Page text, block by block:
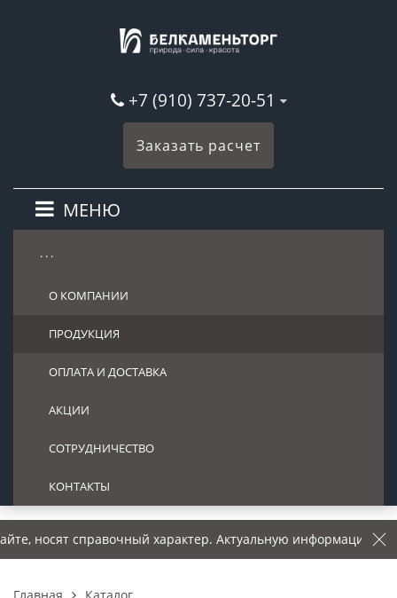
+7 (910) 737-20-51
Заказать расчет
МЕНЮ
. . .
О КОМПАНИИ
ПРОДУКЦИЯ
ОПЛАТА И ДОСТАВКА
АКЦИИ
СОТРУДНИЧЕСТВО
КОНТАКТЫ
справочный характер. Актуальную информацию о ценах –